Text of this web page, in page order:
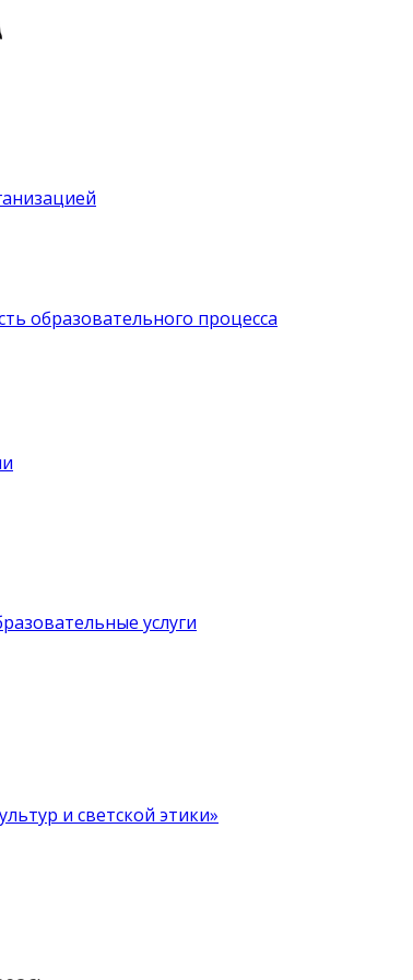
образовательного процесса
услуги
и светской этики»